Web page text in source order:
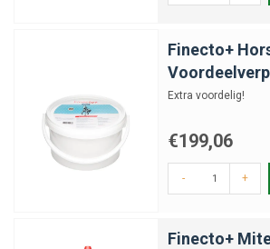
Finecto+
Extra voordelig!
€199,06
- +
Finecto+